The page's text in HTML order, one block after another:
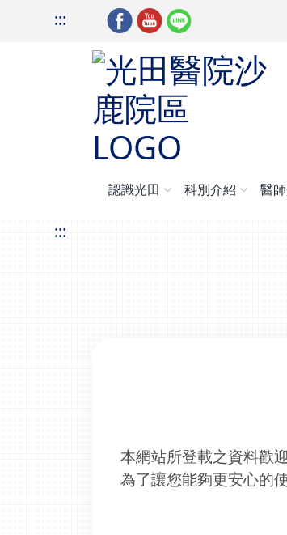
:::
認識光田 科別介紹 醫
:::
本網站所登載之資料歡
為了讓您能夠更安心的